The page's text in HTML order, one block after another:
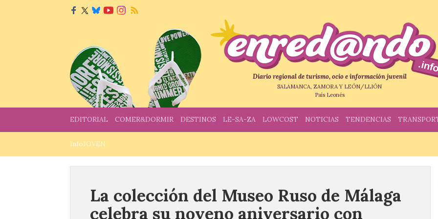
Diario regional de turismo, ocio e información juvenil
SALAMANCA, ZAMORA Y LEÓN/LLIÓN
País Leonés
EDITORIAL COMER&DORMIR DESTINOS LE-SA-ZA LOWCOST NOTICIAS TENDENCIAS
InfoJOVEN
La colección del Museo Ruso de Málaga
celebra su noveno aniversario con